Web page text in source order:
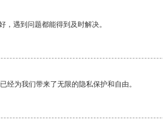
，遇到问题都能得到及时解决。
经为我们带来了无限的隐私保护和自由。